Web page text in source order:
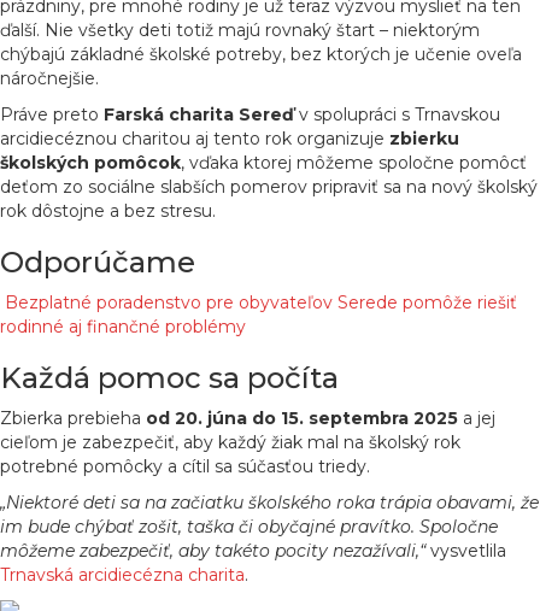
prázdniny, pre mnohé rodiny je už teraz výzvou myslieť na ten
ďalší. Nie všetky deti totiž majú rovnaký štart – niektorým
chýbajú základné školské potreby, bez ktorých je učenie oveľa
náročnejšie.
Práve preto Farská charita Sereďv spolupráci s Trnavskou
arcidiecéznou charitou aj tento rok organizuje zbierku
školských pomôcok, vďaka ktorej môžeme spoločne pomôcť
deťom zo sociálne slabších pomerov pripraviť sa na nový školský
rok dôstojne a bez stresu.
Odporúčame
Bezplatné poradenstvo pre obyvateľov Serede pomôže riešiť
rodinné aj finančné problémy
Každá pomoc sa počíta
Zbierka prebieha od 20. júna do 15. septembra 2025 a jej
cieľom je zabezpečiť, aby každý žiak mal na školský rok
potrebné pomôcky a cítil sa súčasťou triedy.
„Niektoré deti sa na začiatku školského roka trápia obavami, že
im bude chýbať zošit, taška či obyčajné pravítko. Spoločne
môžeme zabezpečiť, aby takéto pocity nezažívali,“vysvetlila
Trnavská arcidiecézna charita.